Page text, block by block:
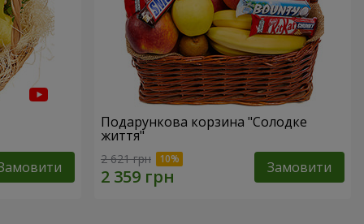
Подарункова корзина "Солодке
життя"
2 621 грн Замовити